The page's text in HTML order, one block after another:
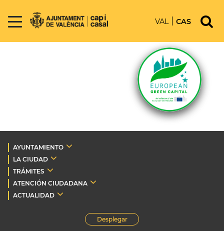
VAL CAS
AYUNTAMIENTO
LA CIUDAD
TRÁMITES
ATENCIÓN CIUDADANA
ACTUALIDAD
Desplegar